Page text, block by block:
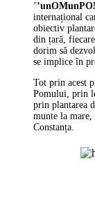
’
internațional
obiectiv
din țară,
dorim să
se implice în
Tot prin acest
Pomului, prin
prin plantarea
munte la
Constanța.